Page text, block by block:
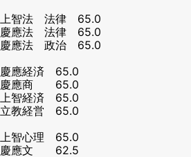
上智法 法律 65.0
慶應法 法律 65.0
慶應法 政治 65.0
慶應経済 65.0
慶應商 65.0
上智経済 65.0
立教経営 65.0
上智心理 65.0
慶應文 62.5